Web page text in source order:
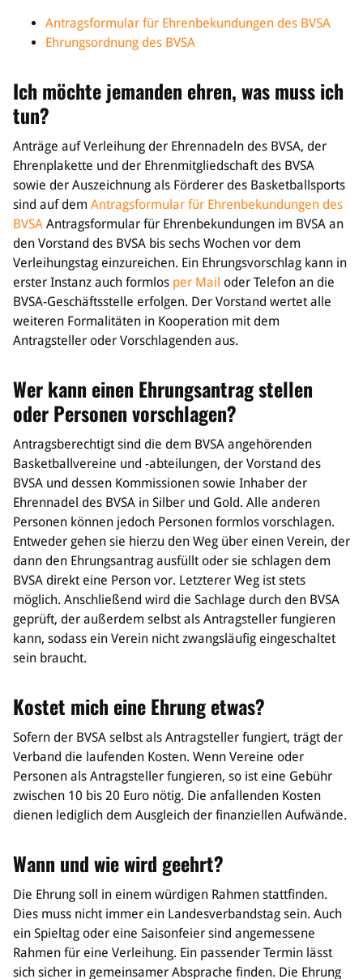
Antragsformular für Ehrenbekundungen des BVSA
Ehrungsordnung des BVSA
Ich möchte jemanden ehren, was muss ich
tun?
Anträge auf Verleihung der Ehrennadeln des BVSA, der
Ehrenplakette und der Ehrenmitgliedschaft des BVSA
sowie der Auszeichnung als Förderer des Basketballsports
sind auf dem Antragsformular für Ehrenbekundungen des
BVSA Antragsformular für Ehrenbekundungen im BVSA an
den Vorstand des BVSA bis sechs Wochen vor dem
Verleihungstag einzureichen. Ein Ehrungsvorschlag kann in
erster Instanz auch formlos per Mail oder Telefon an die
BVSA-Geschäftsstelle erfolgen. Der Vorstand wertet alle
weiteren Forma litäten in Kooperation mit dem
Antragsteller oder Vorschlagenden aus.
Wer kann einen Ehrungsantrag stellen
oder Personen vorschlagen?
Antragsberechtigt sind die dem BVSA angehörenden
Basketballvereine und -abteilungen, der Vorstand des
BVSA und dessen Kommissionen sowie Inhaber der
Ehrennadel des BVSA in Silber und Gold. Alle anderen
Personen können jedoch Personen formlos vorschlagen.
Entweder gehen sie hierzu den Weg über einen Verein, der
dann den Ehrungsantrag ausfüllt oder sie schlagen dem
BVSA direkt eine Person vor. Letzterer Weg ist stets
möglich. Anschließend wird die Sachlage durch den BVSA
geprüft, der außerdem selbst als Antragsteller fungieren
kann, sodass ein Verein nicht zwangsläufig eingeschaltet
sein braucht.
Kostet mich eine Ehrung etwas?
Sofern der BVSA selbst als Antragsteller fungiert, trägt der
Verband die laufenden Kosten. Wenn Vereine oder
Personen als Antragsteller fungieren, so ist eine Gebühr
zwischen 10 bis 20 Euro nötig. Die anfallenden Kosten
dienen lediglich dem Ausgleich der finanziellen Aufwände.
Wann und wie wird geehrt?
Die Ehrung soll in einem würdigen Rahmen stattfinden.
Dies muss nicht immer ein Landesverbandstag sein. Auch
ein Spieltag oder eine Saisonfeier sind angemessene
Rahmen für eine Verleihung. Ein passender Termin lässt
sich sicher in gemeinsamer Absprache finden. Die Ehrung